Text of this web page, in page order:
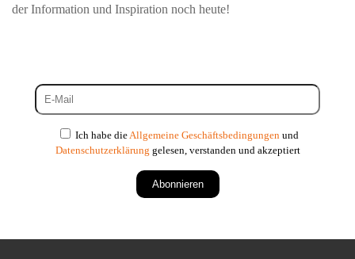
der Information und Inspiration noch heute!
Ich habe dieAllgemeine Geschäftsbedingungenund
Datenschutzerklärung gelesen, verstanden und akzeptiert
Abonnieren